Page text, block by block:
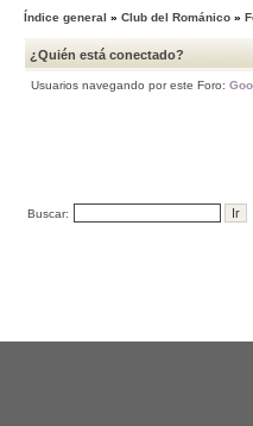
Índice general » Club del Románico »
¿Quién está conectado?
Usuarios navegando por este Foro:
Buscar: